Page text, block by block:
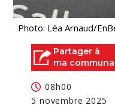
Photo: Léa Arnaud/
Partager à
ma
08h00
5 novembre 2025